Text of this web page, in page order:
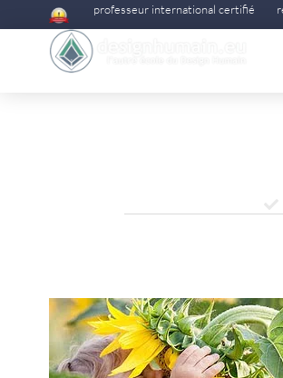
professeur international certifié